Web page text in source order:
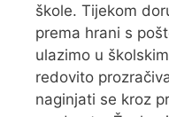
škole. Tijekom
prema hrani s
ulazimo u
redovito
naginjati se kroz